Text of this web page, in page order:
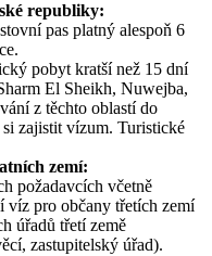
republiky:
pas platný alespoň 6
pobyt kratší než 15 dní
El Sheikh, Nuwejba,
z těchto oblastí do
zajistit vízum. Turistické
zemí:
požadavcích včetně
pro občany třetích zemí
úřadů třetí země
zastupitelský úřad).